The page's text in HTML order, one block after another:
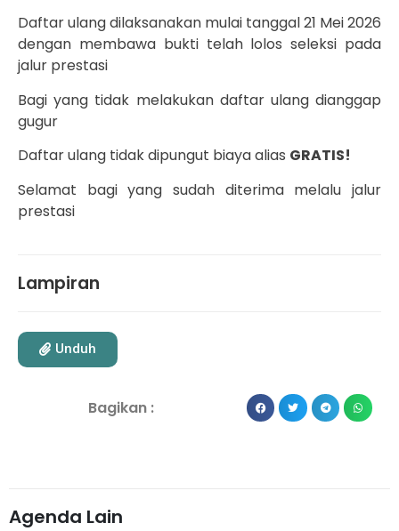
Daftar ulang dilaksanakan mulai tanggal 21 Mei 2026
dengan membawa bukti telah lolos seleksi pada
jalur prestasi
Bagi yang tidak melakukan daftar ulang dianggap
gugur
Daftar ulang tidak dipungut biaya alias GRATIS!
Selamat bagi yang sudah diterima melalu jalur
prestasi
Lampiran
Unduh
Bagikan :
Agenda Lain